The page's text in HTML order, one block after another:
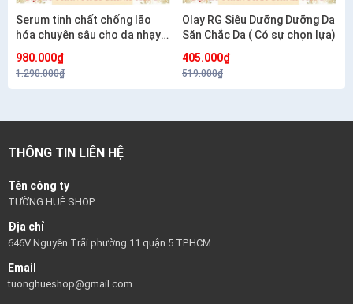
Serum tinh chất chống lão
hóa chuyên sâu cho da nhạy
RENEW SERUM 30G
980.000₫
1.290.000₫
Olay RG Siêu Dưỡng Dưỡng Da
Săn Chắc Da ( Có sự chọn lựa)
405.000₫
519.000₫
THÔNG TIN LIÊN HỆ
Tên công ty
TƯỜNG HUÊ SHOP
Địa chỉ
646V Nguyễn Trãi phường 11 quận 5 TP.HCM
Email
tuonghueshop@gmail.com